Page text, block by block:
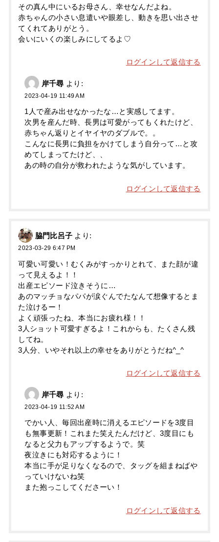
その真ん中にいるお母さん、幸せなんだよね。
赤ちゃんの小さい息遣いや眼差し、動きを思い出させ
てくれてありがとう。
会いにいくの楽しみにしてるよ♡
ログインして返信する
岸千尋 より:
2023-04-19 11:49 AM
1人で産み出せなかったな…と実感してます。
次男を産んだ時、長男は可愛がってもくれたけど、
赤ちゃん返りとイヤイヤのダブルで。。
こんなに長男に負担をかけてしまう自分って…と攻
めてしまってたけど、、
あの時の自分が救われたような気がしています。
ログインして返信する
脇門比呂子 より:
2023-03-29 6:47 PM
可愛い可愛い！むくみがすっかりとれて、また顔が違
って見えるよ！！
出産エピソード泣きそうに…
あのマッチョなパパが涙ぐんでたなんて想像するとま
た泣けるー！
よく頑張ったね、本当にお疲れ様！！
3人ショット可愛すぎるよ！これからも、たくさん残
してね。
3人分、いやそれ以上の幸せをありがとうだね^_^
ログインして返信する
岸千尋 より:
2023-04-19 11:52 AM
でかい人、毎回出産時に消えるエピソードを3度目
も無事更新！これまた笑えたんだけど、3度目にも
なると父力もアップするようで。笑
夜泣きにも対応するように！
本当に手が足りなくなるので、タッグを組まねばや
っていけないね笑
また抱っこしてくださーい！
ログインして返信する